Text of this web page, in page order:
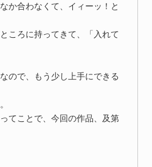
か合わなくて、イィーッ！と
ころに持ってきて、「入れて
ので、もう少し上手にできる
てことで、今回の作品、及第